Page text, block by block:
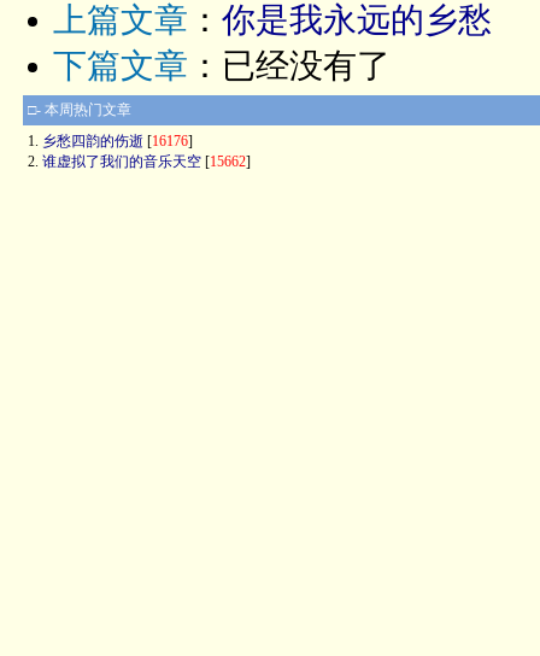
上篇文章 ： 你是我永远的乡愁
下篇文章 ：已经没有了
□- 本周热门文章
1. 乡愁四韵的伤逝 [16176]
2. 谁虚拟了我们的音乐天空 [15662]